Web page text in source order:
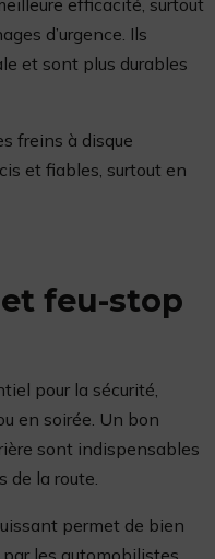
efficacité, surtout
d’urgence. Ils
et sont plus durables
freins à disque
et fiables, surtout en
feu-stop
pour la sécurité,
en soirée. Un bon
sont indispensables
de la route.
permet de bien